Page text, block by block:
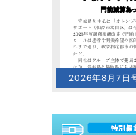
2026年8月7日